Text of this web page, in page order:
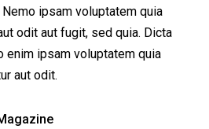
ipsam voluptatem quia
odit aut fugit, sed quia. Dicta
enim ipsam voluptatem quia
aut odit.